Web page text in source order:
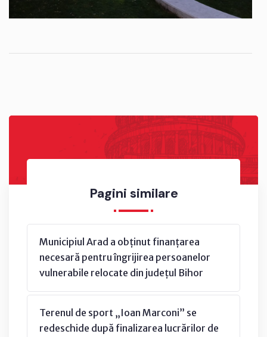
Pagini similare
Municipiul Arad a obținut finanțarea
necesară pentru îngrijirea persoanelor
vulnerabile relocate din județul Bihor
Terenul de sport „Ioan Marconi” se
redeschide după finalizarea lucrărilor de